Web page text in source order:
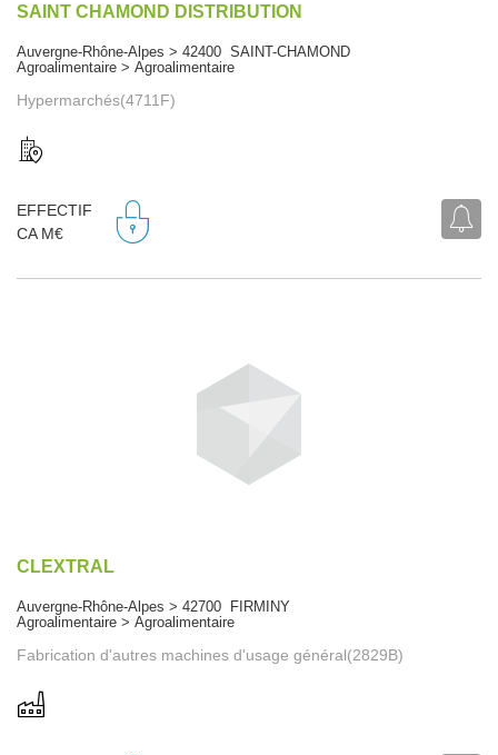
SAINT CHAMOND DISTRIBUTION
Auvergne-Rhône-Alpes > 42400 SAINT-CHAMOND
Agroalimentaire > Agroalimentaire
Hypermarchés(4711F)
EFFECTIF
CA M€
CLEXTRAL
Auvergne-Rhône-Alpes > 42700 FIRMINY
Agroalimentaire > Agroalimentaire
Fabrication d'autres machines d'usage général(2829B)